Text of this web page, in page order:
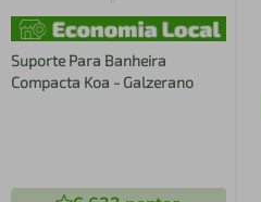
Suporte Para Banheira
Compacta Koa - Galzerano